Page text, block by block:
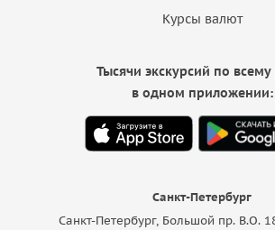
Курсы валют
Санкт-Петербург
Санкт-Петербург, Большой пр. В.О.
Тысячи экскурсий по
в одном приложении: